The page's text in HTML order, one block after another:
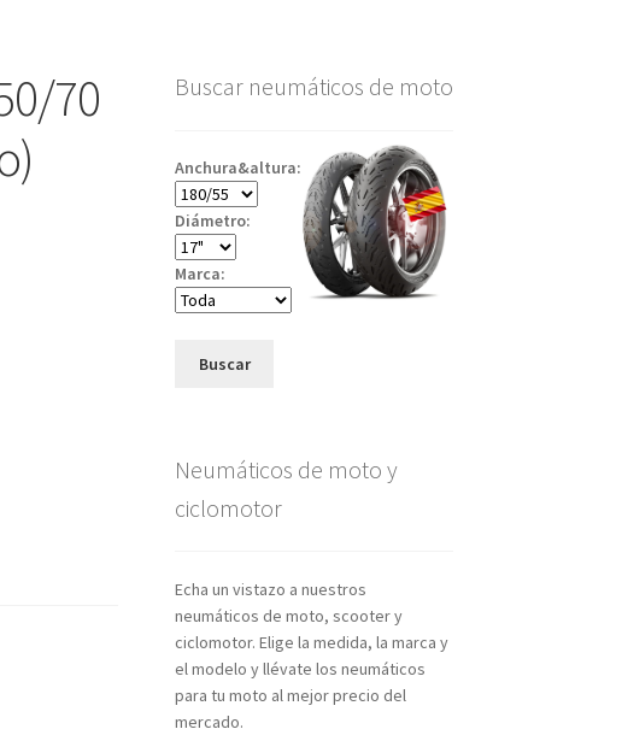
70
Buscar neumáticos de moto
Anchura&altura:
Diámetro:
Marca:
Buscar
Neumáticos de moto y
ciclomotor
Echa un vistazo a nuestros
neumáticos de moto, scooter y
ciclomotor. Elige la medida, la marca y
el modelo y llévate los neumáticos
para tu moto al mejor precio del
mercado.